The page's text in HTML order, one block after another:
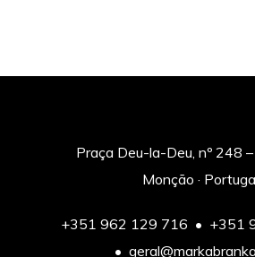
Praça Deu-la-Deu, nº 248
Monção ·
+351 962 129 716 • +351
•